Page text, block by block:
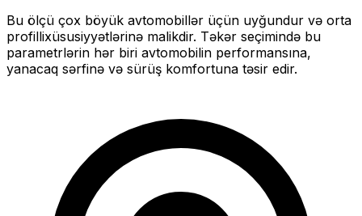
Bu ölçü çox böyük avtomobillər üçün uyğundur və orta
profillixüsusiyyətlərinə malikdir. Təkər seçimində bu
parametrlərin hər biri avtomobilin performansına,
yanacaq sərfinə və sürüş komfortuna təsir edir.